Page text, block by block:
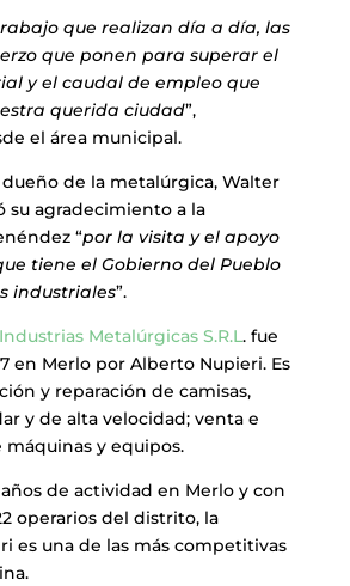
que realizan día a día, las
que ponen para superar el
y el caudal de empleo que
querida ciudad”,
el área municipal.
de la metalúrgica, Walter
su agradecimiento a la
“por la visita y el apoyo
tiene el Gobierno del Pueblo
industriales”.
Metalúrgicas S.R.L. fue
en Merlo por Alberto Nupieri. Es
y reparación de camisas,
y de alta velocidad; venta e
y equipos.
de actividad en Merlo y con
operarios del distrito, la
es una de las más competitivas